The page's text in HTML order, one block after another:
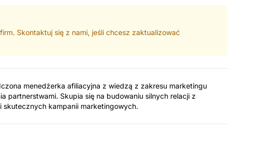
Skontaktuj się z nami, jeśli chcesz zaktualizować
menedżerka afiliacyjna z wiedzą z zakresu marketingu
partnerstwami. Skupia się na budowaniu silnych relacji z
skutecznych kampanii marketingowych.